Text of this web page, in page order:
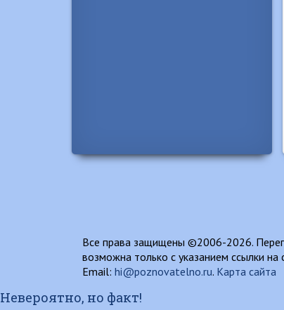
Все права защищены ©2006-2026.
возможна только с указанием ссылки на
Email: hi@poznovatelno.ru. Карта сайта
Невероятно, но факт!